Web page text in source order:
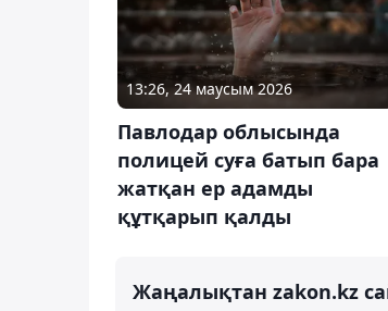
13:26, 24 маусым 2026
Павлодар облысында
полицей суға батып бара
жатқан ер адамды
құтқарып қалды
Жаңалықтан zakon.kz